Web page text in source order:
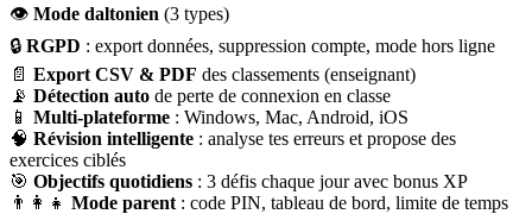
👁 Mode daltonien (3 types)
🔒 RGPD : export données, suppression compte, mode hors ligne
📄 Export CSV & PDF des classements (enseignant)
📡 Détection auto de perte de connexion en classe
📱 Multi-plateforme : Windows, Mac, Android, iOS
🧠 Révision intelligente : analyse tes erreurs et propose des
exercices ciblés
🎯 Objectifs quotidiens : 3 défis chaque jour avec bonus XP
👨‍👩‍👧 Mode parent : code PIN, tableau de bord, limite de temps